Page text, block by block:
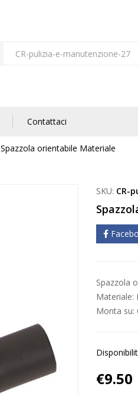
Contattaci
Spazzola orientabile Materiale
SKU: CR-
Spazzola
Materiale:
Monta su:
€9.50